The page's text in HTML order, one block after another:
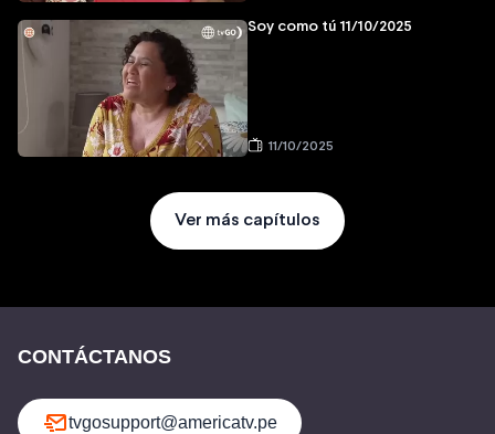
Soy como tú 11/10/2025
11/10/2025
Ver más capítulos
CONTÁCTANOS
tvgosupport@americatv.pe